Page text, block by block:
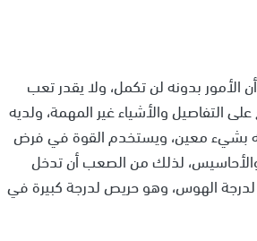
الأمور بدونه لن تكمل، ولا يقدر تعب
التفاصيل والأشياء غير المهمة، ولديه
بشيء معين، ويستخدم القوة في فرض
والأحاسيس، لذلك من الصعب أن تدخل
الهوس، وهو حريص لدرجة كبيرة في